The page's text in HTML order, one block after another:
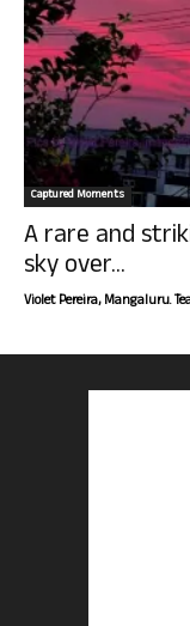
Captured Moments
A rare and
sky over...
Violet Pereira, Mangaluru.